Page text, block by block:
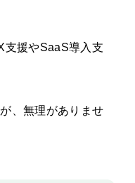
支援やSaaS導入支
、無理がありませ